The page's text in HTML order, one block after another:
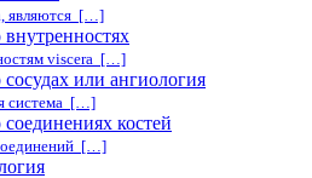
являются […]
viscera […]
или ангиология
система […]
костей
[…]